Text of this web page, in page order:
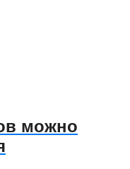
можно